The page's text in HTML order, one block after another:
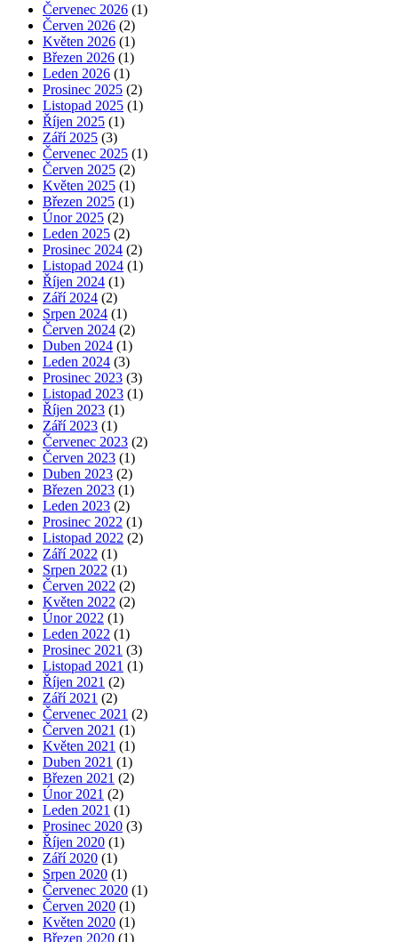
Červenec 2026 (1)
Červen 2026 (2)
Květen 2026 (1)
Březen 2026 (1)
Leden 2026 (1)
Prosinec 2025 (2)
Listopad 2025 (1)
Říjen 2025 (1)
Září 2025 (3)
Červenec 2025 (1)
Červen 2025 (2)
Květen 2025 (1)
Březen 2025 (1)
Únor 2025 (2)
Leden 2025 (2)
Prosinec 2024 (2)
Listopad 2024 (1)
Říjen 2024 (1)
Září 2024 (2)
Srpen 2024 (1)
Červen 2024 (2)
Duben 2024 (1)
Leden 2024 (3)
Prosinec 2023 (3)
Listopad 2023 (1)
Říjen 2023 (1)
Září 2023 (1)
Červenec 2023 (2)
Červen 2023 (1)
Duben 2023 (2)
Březen 2023 (1)
Leden 2023 (2)
Prosinec 2022 (1)
Listopad 2022 (2)
Září 2022 (1)
Srpen 2022 (1)
Červen 2022 (2)
Květen 2022 (2)
Únor 2022 (1)
Leden 2022 (1)
Prosinec 2021 (3)
Listopad 2021 (1)
Říjen 2021 (2)
Září 2021 (2)
Červenec 2021 (2)
Červen 2021 (1)
Květen 2021 (1)
Duben 2021 (1)
Březen 2021 (2)
Únor 2021 (2)
Leden 2021 (1)
Prosinec 2020 (3)
Říjen 2020 (1)
Září 2020 (1)
Srpen 2020 (1)
Červenec 2020 (1)
Červen 2020 (1)
Květen 2020 (1)
Březen 2020 (1)